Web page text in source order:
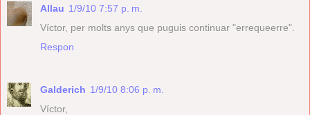
Allau 1/9/10 7:57 p. m.
Víctor, per molts anys que puguis continuar "errequeerre".
Respon
Galderich 1/9/10 8:06 p. m.
Víctor,